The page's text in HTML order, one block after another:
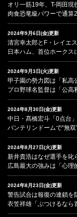
オリ一筋19年、T-岡田現
肉食恐竜級パワーで通算
2024年9月6日(金)更新
清宮幸太郎とF・レイエ
日本ハム、首位ホークス
2024年9月3日(火)更新
甲子園の勢力図は「私高
プロ野球名監督は「公高
2024年8月30日(金)更新
中日・髙橋宏斗「0点台
バンテリンドームで“無双
2024年8月27日(火)更新
新井貴浩はなぜ選手を叱
広島最大の強みは「心理
2024年8月23日(金)更新
警告試合は報復の連鎖を
衣笠祥雄「ぶつけるなら